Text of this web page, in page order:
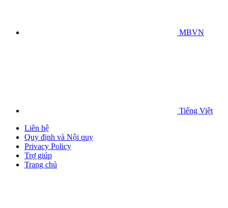
MBVN
Tiếng Việt
Liên hệ
Quy định và Nội quy
Privacy Policy
Trợ giúp
Trang chủ